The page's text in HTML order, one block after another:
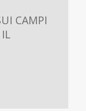
CAMPI